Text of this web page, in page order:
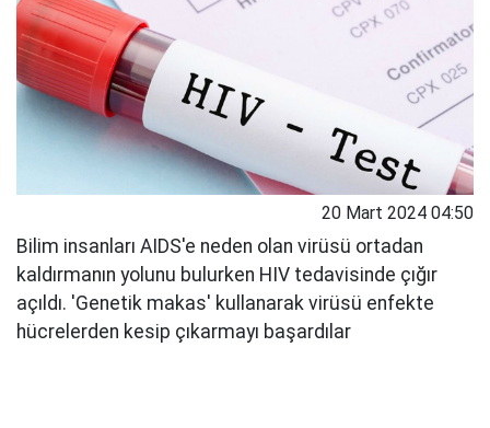
20 Mart 2024 04:50
Bilim insanları AIDS'e neden olan virüsü ortadan
kaldırmanın yolunu bulurken HIV tedavisinde çığır
açıldı. 'Genetik makas' kullanarak virüsü enfekte
hücrelerden kesip çıkarmayı başardılar